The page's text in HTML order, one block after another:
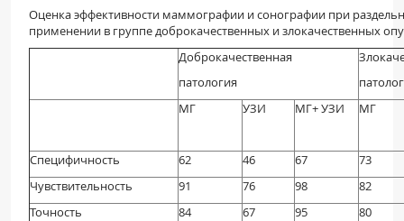
Оценка эффективности маммографии и сонографии при
применении в группе доброкачественных и злокачественных
Доброкачественная
патология
МГ
УЗИ МГ+ УЗИ МГ
Специфичность 62 46 67
73
Чувствительность
91 76 98
82
Точность
84 67 95
80